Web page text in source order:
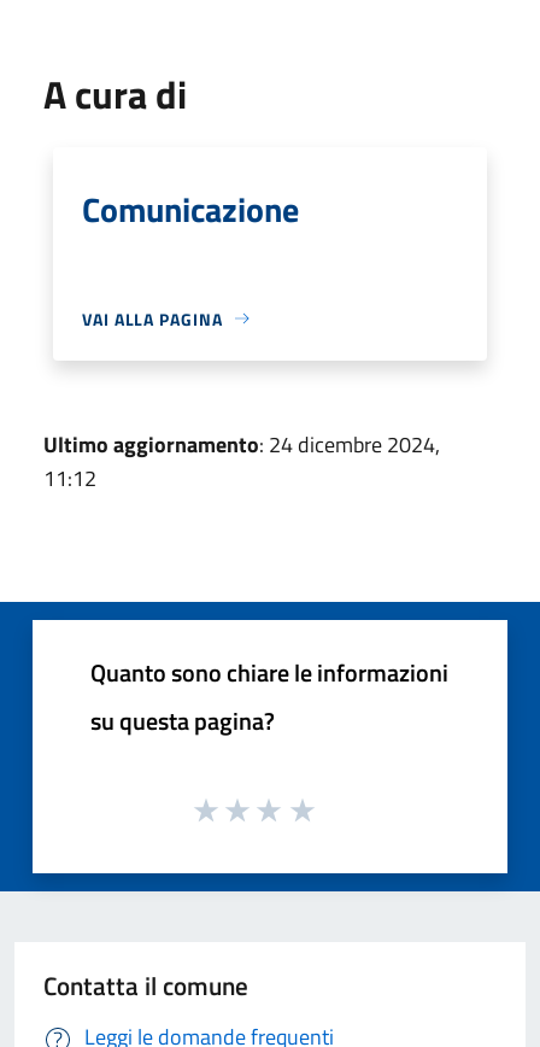
A cura di
Comunicazione
VAI ALLA PAGINA
Ultimo aggiornamento: 24 dicembre 2024,
11:12
Quanto sono chiare le informazioni
su questa pagina?
Contatta il comune
Leggi le domande frequenti